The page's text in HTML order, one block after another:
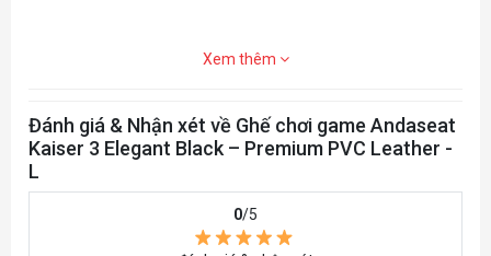
Xem thêm
Đánh giá & Nhận xét về Ghế chơi game Andaseat
Kaiser 3 Elegant Black – Premium PVC Leather -
L
0/5